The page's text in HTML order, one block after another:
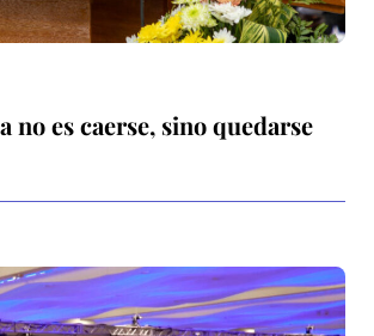
no es caerse, sino quedarse